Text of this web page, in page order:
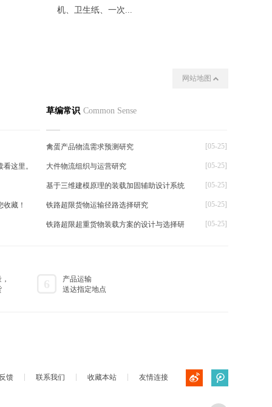
机、卫生纸、一次...
网站地图
这里。
藏！
草编常识 Common Sense
[05-25]
禽蛋产品物流需求预测研究
[05-25]
大件物流组织与运营研究
[05-25]
基于三维建模原理的装载加固辅助设计系统
[05-25]
铁路超限货物运输径路选择研究
[05-25]
铁路超限超重货物装载方案的设计与选择研
产品运输
送达指定地点
馈 联系我们 收藏本站 友情连接